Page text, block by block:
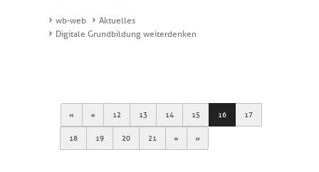
wb-web
Aktuelles
Digitale Grundbildung weiterdenken
First Previous
12 13 14 15 16 17
18 19 20 21 Next Last